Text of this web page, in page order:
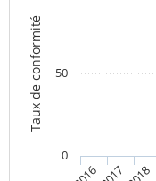
Taux de conformité
0
50